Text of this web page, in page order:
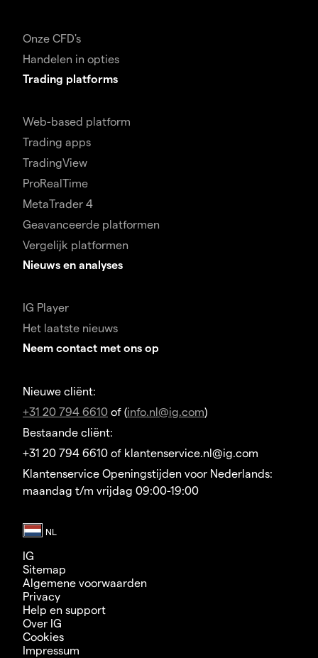
Onze CFD's
Handelen in opties
Trading platforms
Web-based platform
Trading apps
TradingView
ProRealTime
MetaTrader 4
Geavanceerde platformen
Vergelijk platformen
Nieuws en analyses
IG Player
Het laatste nieuws
Neem contact met ons op
Nieuwe cliënt:
+31 20 794 6610 of (info.nl@ig.com)
Bestaande cliënt:
+31 20 794 6610 of klantenservice.nl@ig.com
Klantenservice Openingstijden voor Nederlands:
maandag t/m vrijdag 09:00-19:00
IG
Sitemap
Algemene voorwaarden
Privacy
Help en support
Over IG
Cookies
Impressum